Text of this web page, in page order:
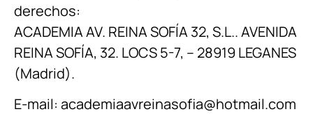
derechos:
ACADEMIA AV. REINA SOFÍA 32, S.L.. AVENIDA
REINA SOFÍA, 32. LOCS 5-7, – 28919 LEGANES
(Madrid).
E-mail: academiaavreinasofia@hotmail.com